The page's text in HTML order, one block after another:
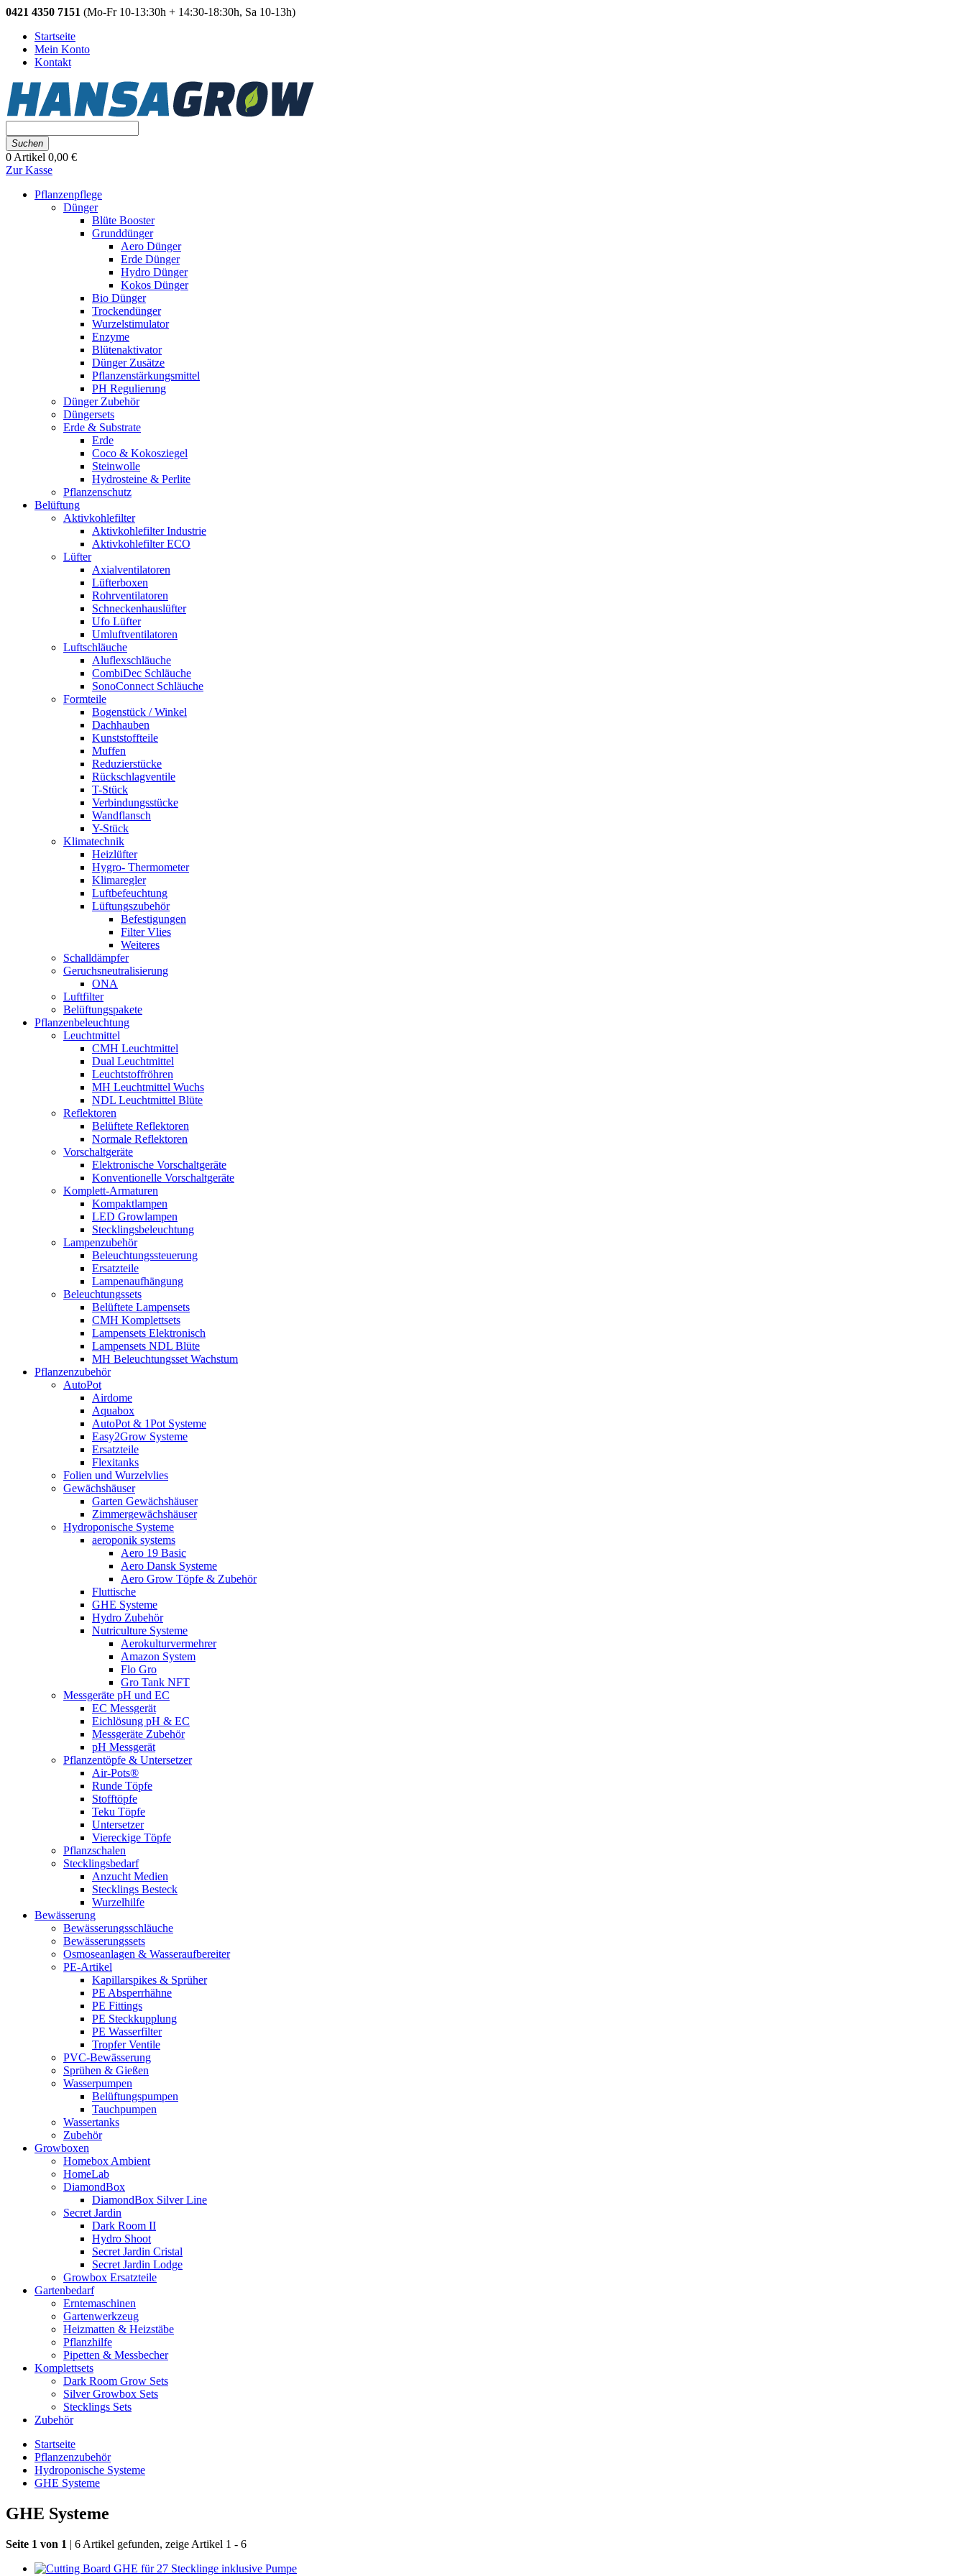
0421 4350 7151 (Mo-Fr 10-13:30h + 14:30-18:30h, Sa 10-13h)
Startseite
Mein Konto
Kontakt
Suchen
0 Artikel 0,00 €
Zur Kasse
Pflanzenpflege
Dünger
Blüte Booster
Grunddünger
Aero Dünger
Erde Dünger
Hydro Dünger
Kokos Dünger
Bio Dünger
Trockendünger
Wurzelstimulator
Enzyme
Blütenaktivator
Dünger Zusätze
Pflanzenstärkungsmittel
PH Regulierung
Dünger Zubehör
Düngersets
Erde & Substrate
Erde
Coco & Kokosziegel
Steinwolle
Hydrosteine & Perlite
Pflanzenschutz
Belüftung
Aktivkohlefilter
Aktivkohlefilter Industrie
Aktivkohlefilter ECO
Lüfter
Axialventilatoren
Lüfterboxen
Rohrventilatoren
Schneckenhauslüfter
Ufo Lüfter
Umluftventilatoren
Luftschläuche
Aluflexschläuche
CombiDec Schläuche
SonoConnect Schläuche
Formteile
Bogenstück / Winkel
Dachhauben
Kunststoffteile
Muffen
Reduzierstücke
Rückschlagventile
T-Stück
Verbindungsstücke
Wandflansch
Y-Stück
Klimatechnik
Heizlüfter
Hygro- Thermometer
Klimaregler
Luftbefeuchtung
Lüftungszubehör
Befestigungen
Filter Vlies
Weiteres
Schalldämpfer
Geruchsneutralisierung
ONA
Luftfilter
Belüftungspakete
Pflanzenbeleuchtung
Leuchtmittel
CMH Leuchtmittel
Dual Leuchtmittel
Leuchtstoffröhren
MH Leuchtmittel Wuchs
NDL Leuchtmittel Blüte
Reflektoren
Belüftete Reflektoren
Normale Reflektoren
Vorschaltgeräte
Elektronische Vorschaltgeräte
Konventionelle Vorschaltgeräte
Komplett-Armaturen
Kompaktlampen
LED Growlampen
Stecklingsbeleuchtung
Lampenzubehör
Beleuchtungssteuerung
Ersatzteile
Lampenaufhängung
Beleuchtungssets
Belüftete Lampensets
CMH Komplettsets
Lampensets Elektronisch
Lampensets NDL Blüte
MH Beleuchtungsset Wachstum
Pflanzenzubehör
AutoPot
Airdome
Aquabox
AutoPot & 1Pot Systeme
Easy2Grow Systeme
Ersatzteile
Flexitanks
Folien und Wurzelvlies
Gewächshäuser
Garten Gewächshäuser
Zimmergewächshäuser
Hydroponische Systeme
aeroponik systems
Aero 19 Basic
Aero Dansk Systeme
Aero Grow Töpfe & Zubehör
Fluttische
GHE Systeme
Hydro Zubehör
Nutriculture Systeme
Aerokulturvermehrer
Amazon System
Flo Gro
Gro Tank NFT
Messgeräte pH und EC
EC Messgerät
Eichlösung pH & EC
Messgeräte Zubehör
pH Messgerät
Pflanzentöpfe & Untersetzer
Air-Pots®
Runde Töpfe
Stofftöpfe
Teku Töpfe
Untersetzer
Viereckige Töpfe
Pflanzschalen
Stecklingsbedarf
Anzucht Medien
Stecklings Besteck
Wurzelhilfe
Bewässerung
Bewässerungsschläuche
Bewässerungssets
Osmoseanlagen & Wasseraufbereiter
PE-Artikel
Kapillarspikes & Sprüher
PE Absperrhähne
PE Fittings
PE Steckkupplung
PE Wasserfilter
Tropfer Ventile
PVC-Bewässerung
Sprühen & Gießen
Wasserpumpen
Belüftungspumpen
Tauchpumpen
Wassertanks
Zubehör
Growboxen
Homebox Ambient
HomeLab
DiamondBox
DiamondBox Silver Line
Secret Jardin
Dark Room II
Hydro Shoot
Secret Jardin Cristal
Secret Jardin Lodge
Growbox Ersatzteile
Gartenbedarf
Erntemaschinen
Gartenwerkzeug
Heizmatten & Heizstäbe
Pflanzhilfe
Pipetten & Messbecher
Komplettsets
Dark Room Grow Sets
Silver Growbox Sets
Stecklings Sets
Zubehör
Startseite
Pflanzenzubehör
Hydroponische Systeme
GHE Systeme
GHE Systeme
Seite 1 von 1 | 6 Artikel gefunden, zeige Artikel 1 - 6